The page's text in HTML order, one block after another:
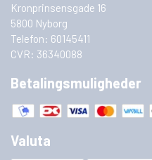
Kronprinsensgade 16
5800 Nyborg
Telefon: 60145411
CVR: 36340088
Betalingsmuligheder
Valuta